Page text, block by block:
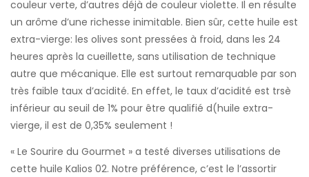
couleur verte, d’autres déjà de couleur violette. Il en résulte
un arôme d’une richesse inimitable. Bien sûr, cette huile est
extra-vierge: les olives sont pressées à froid, dans les 24
heures après la cueillette, sans utilisation de technique
autre que mécanique. Elle est surtout remarquable par son
très faible taux d’acidité. En effet, le taux d’acidité est trsè
inférieur au seuil de 1% pour être qualifié d(huile extra-
vierge, il est de 0,35% seulement !
« Le Sourire du Gourmet » a testé diverses utilisations de
cette huile Kalios 02. Notre préférence, c’est le l’assortir